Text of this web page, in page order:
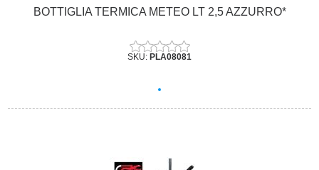
BOTTIGLIA TERMICA METEO LT 2,5 AZZURRO*
SKU: PLA08081